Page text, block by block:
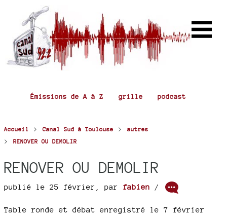
Émissions de A à Z grille podcast
Accueil > Canal Sud à Toulouse > autres
> RENOVER OU DEMOLIR
RENOVER OU DEMOLIR
publié le 25 février par fabien /
Table ronde et débat enregistré le 7 février